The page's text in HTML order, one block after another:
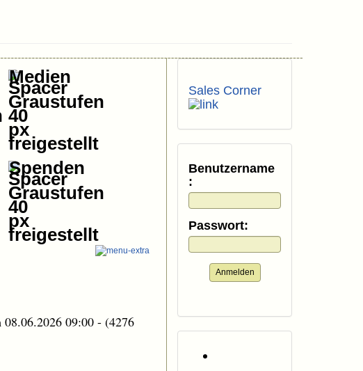
Medien
Spenden
09:00 - (4276
Sales Corner
Benutzername
:
Passwort:
Anmelden